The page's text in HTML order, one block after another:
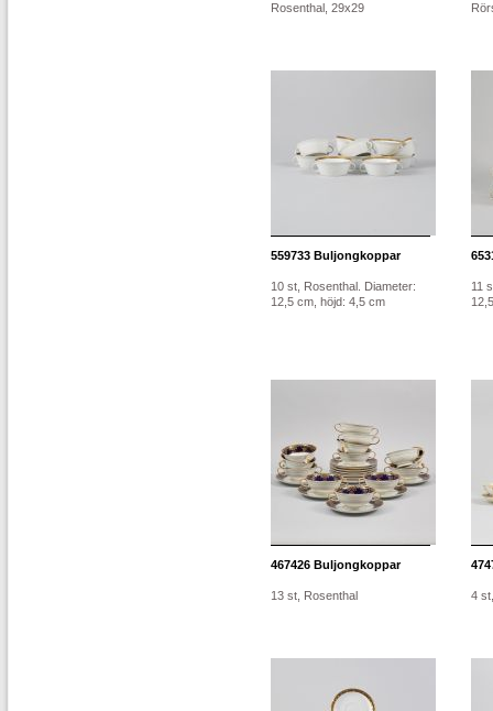
Rosenthal, 29x29
559733 Buljongkoppar
10 st, Rosenthal. Diameter:
12,5 cm, höjd: 4,5 cm
11
467426 Buljongkoppar
13 st, Rosenthal 4